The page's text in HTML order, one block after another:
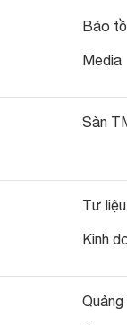
Bảo
Media
Sàn
Tư
Kinh
Quảng